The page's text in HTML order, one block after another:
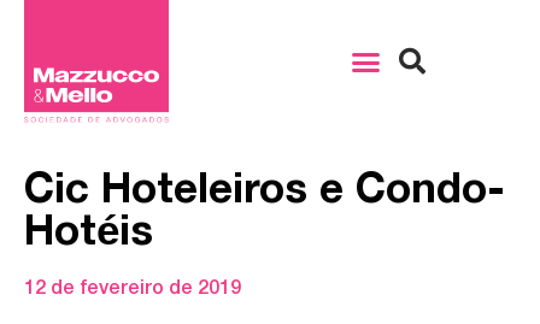
Cic Hoteleiros e Condo-
Hotéis
12 de fevereiro de 2019